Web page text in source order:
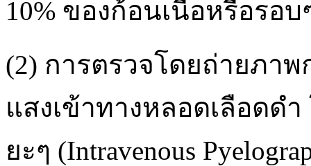
10% ของก้อนเนื้อหรือรอ
(2) การตรวจโดยถ่ายภา
แสงเข้าทางหลอดเลือดด
ยะๆ (Intravenous